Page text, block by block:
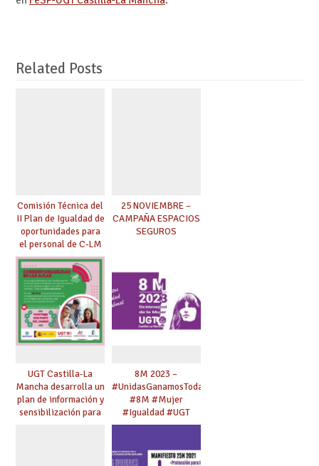
Related Posts
Comisión Técnica del
II Plan de Igualdad de
oportunidades para
el personal de C-LM
25 NOVIEMBRE –
CAMPAÑA ESPACIOS
SEGUROS
UGT Castilla-La
Mancha desarrolla un
plan de información y
sensibilización para
8M 2023 –
#UnidasGanamosTodas
#8M #Mujer
#Igualdad #UGT